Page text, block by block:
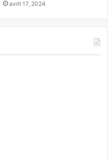
avril 17, 2024